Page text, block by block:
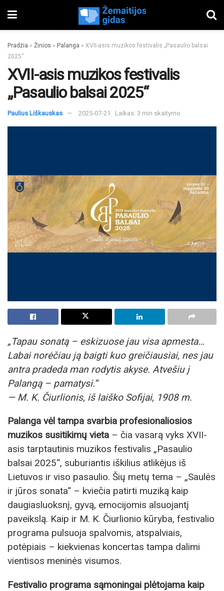
Pradžia » Žinios » Palanga » XVII-asis muzikos festivalis „Pasaulio balsai
2025“
XVII-asis muzikos festivalis
„Pasaulio balsai 2025“
Paulius Liškauskas 2025-07-21 Laikas: 3 min skaitymo
„Tapau sonatą – eskizuose jau visa apmesta…
Labai norėčiau ją baigti kuo greičiausiai, nes jau
antra pradeda man rodytis akyse. Atvešiu į
Palangą – pamatysi.“
— M. K. Čiurlionis, iš laiško Sofijai, 1908 m.
Palanga vėl tampa svarbia profesionaliosios
muzikos susitikimų vieta – čia vasarą vyks XVII-
asis tarptautinis muzikos festivalis „Pasaulio
balsai 2025“, suburiantis iškilius atlikėjus iš
Lietuvos ir viso pasaulio. Šių metų tema – „Saulės
ir jūros sonata“ – kviečia patirti muziką kaip
daugiasluoksnį, gyvą, emocijomis alsuojantį
paveikslą. Kaip ir M. K. Čiurlionio kūryba, festivalio
programa pulsuoja spalvomis, atspalviais,
potėpiais – kiekvienas koncertas tampa dalimi
vientisos meninės visumos.
Festivalio programa sąmoningai plėtojama kaip